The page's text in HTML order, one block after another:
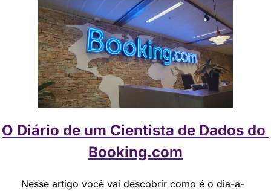
O Diário de um Cientista de Dados do
Booking.com
Nesse artigo você vai descobrir como é o dia-a-